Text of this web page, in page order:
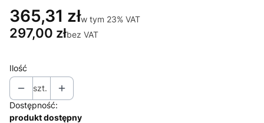
365,31 złw tym 23% VAT
w tym 23% VAT
297,00 złbez VAT
Ilość
szt.
Dostępność:
produkt dostępny